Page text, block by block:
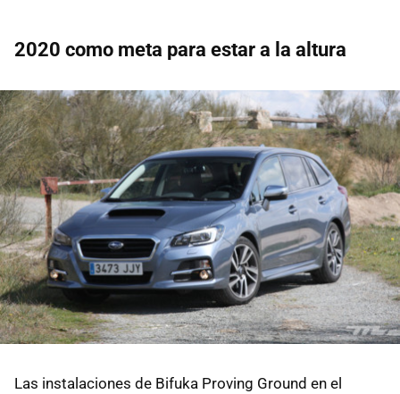
2020 como meta para estar a la altura
Las instalaciones de Bifuka Proving Ground en el